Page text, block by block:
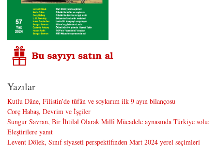
Yazılar
Kutlu Dâne, Filistin’de tûfân ve soykırım ilk 9 ayın bilançosu
Corç Habaş, Devrim ve İşçiler
Sungur Savran, Bir İhtilal Olarak Millî Mücadele aynasında Türkiye solu:
Eleştirilere yanıt
Levent Dölek, Sınıf siyaseti perspektifinden Mart 2024 yerel seçimleri